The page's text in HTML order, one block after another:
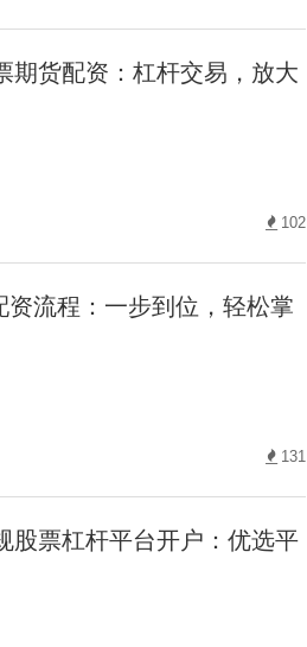
期货配资：杠杆交易，放大
102
流程：一步到位，轻松掌
131
股票杠杆平台开户：优选平